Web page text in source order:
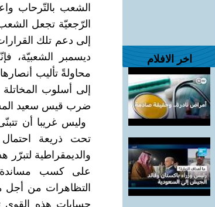
اخر الافلام
الشعب ‏بالتّرحاب
‏الرّجعيّة تجعل
ديسمبر الشعبيّة،
محاولةً تأليب
إلى أسلوب
ضرب قيس سعيد
وليس غريبا أن
‏تحت ذريعة احتمال
‏والديمقراطية
‏على كسب مساندة
‏التظاهرات من أجل
‏حسابات هذه القوى